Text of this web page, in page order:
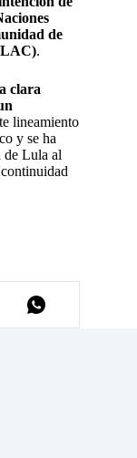
de
.
clara
lineamiento
y se ha
de Lula al